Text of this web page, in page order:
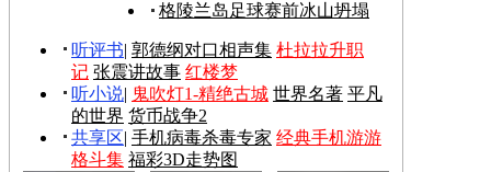
格陵兰岛足球赛前冰山坍塌
听评书| 郭德纲对口相声集 杜拉拉升职
记 张震讲故事 红楼梦
听小说| 鬼吹灯1-精绝古城 世界名著 平凡
的世界 货币战争2
共享区| 手机病毒杀毒专家 经典手机游游
格斗集 福彩3D走势图